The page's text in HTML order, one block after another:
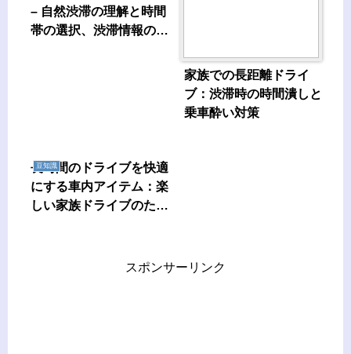
– 自然渋滞の理解と時間
帯の選択、渋滞情報の活
家族での長距離ドライ
ブ：渋滞時の時間潰しと
乗車酔い対策
豆知識
長時間のドライブを快適
にする車内アイテム：楽
しい家族ドライブのため
スポンサーリンク